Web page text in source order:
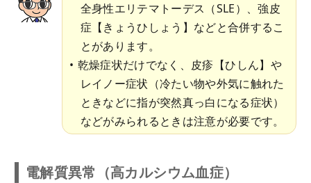
全身性エリテマトーデス（SLE）、強皮
症【きょうひしょう】などと合併するこ
とがあります。
乾燥症状だけでなく、皮疹【ひしん】や
レイノー症状（冷たい物や外気に触れた
ときなどに指が突然真っ白になる症状）
などがみられるときは注意が必要です。
電解質異常（高カルシウム血症）